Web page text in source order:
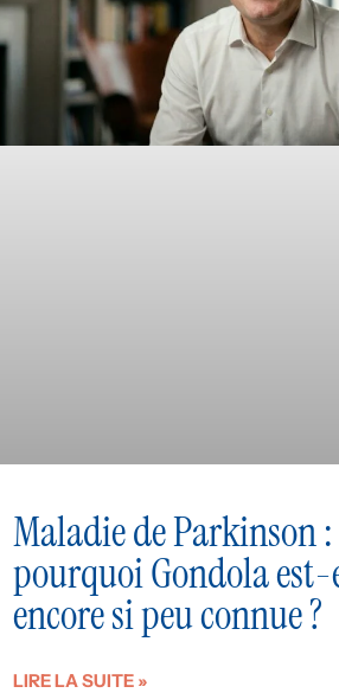
Maladie de Parkinson :
pourquoi Gondola
encore si peu connue ?
LIRE LA SUITE »